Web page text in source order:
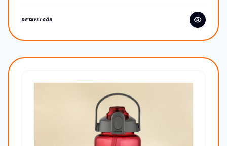
DETAYLI GÖR